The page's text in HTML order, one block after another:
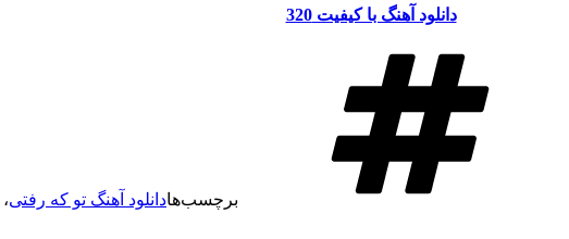
دانلود آهنگ با کیفیت 320
برچسب‌هادانلود آهنگ تو که رفتی،